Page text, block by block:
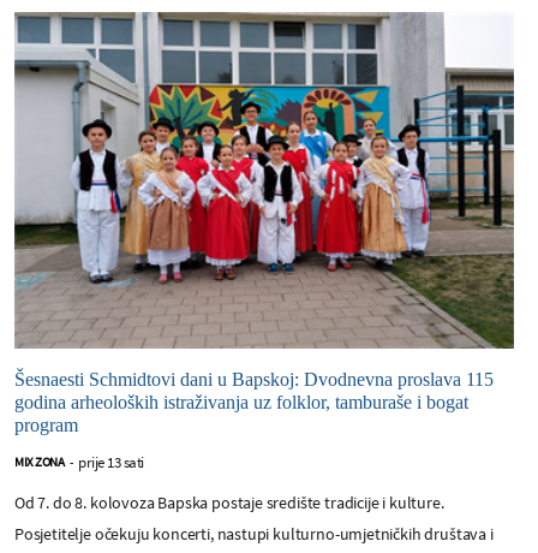
Šesnaesti Schmidtovi dani u Bapskoj: Dvodnevna proslava 115
godina arheoloških istraživanja uz folklor, tamburaše i bogat
program
MIX ZONA - prije 13 sati
Od 7. do 8. kolovoza Bapska postaje središte tradicije i kulture.
Posjetitelje očekuju koncerti, nastupi kulturno-umjetničkih društava i